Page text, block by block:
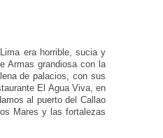
era horrible, sucia y
Armas grandiosa con la
de palacios, con sus
El Agua Viva, en
al puerto del Callao
Mares y las fortalezas